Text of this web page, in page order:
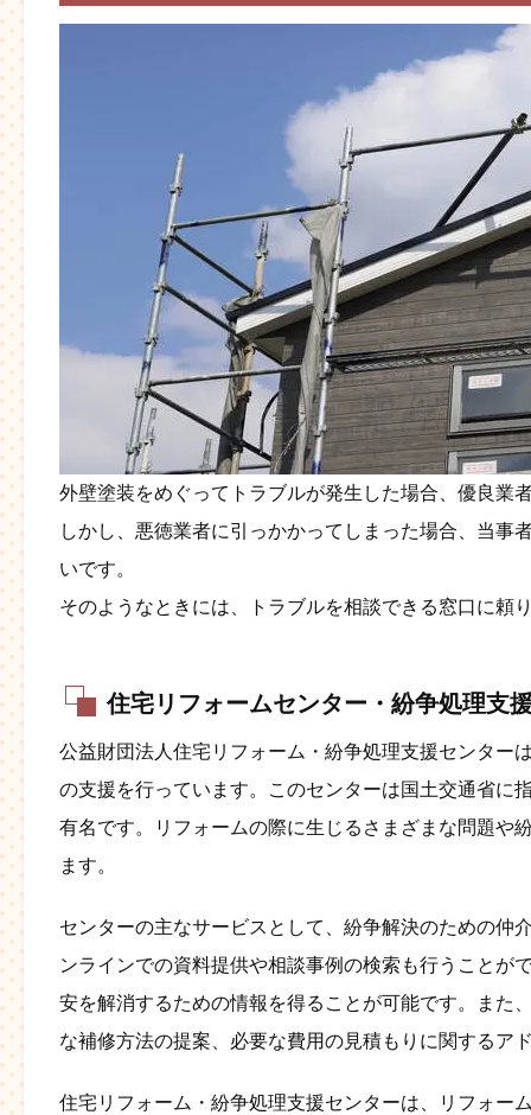
外壁塗装をめぐってトラブルが発生した場合、優良業
しかし、悪徳業者に引っかかってしまった場合、当事
いです。
そのようなときには、トラブルを相談できる窓口に頼
住宅リフォームセンター・紛争処理支
公益財団法人住宅リフォーム・紛争処理支援センター
の支援を行っています。このセンターは国土交通省に
有名です。リフォームの際に生じるさまざまな問題や
ます。
センターの主なサービスとして、紛争解決のための仲
ンラインでの資料提供や相談事例の検索も行うことが
安を解消するための情報を得ることが可能です。また
な補修方法の提案、必要な費用の見積もりに関するア
住宅リフォーム・紛争処理支援センターは、リフォー